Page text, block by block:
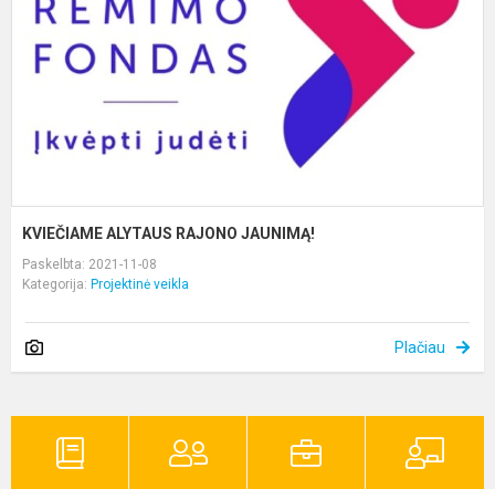
KVIEČIAME ALYTAUS RAJONO JAUNIMĄ!
Paskelbta: 2021-11-08
Kategorija: Projektinė veikla
Plačiau